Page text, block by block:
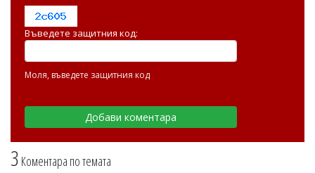
3 Коментара по темата
Въведете защитния код:
Моля, въведете защитния код